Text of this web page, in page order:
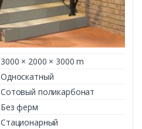
3000 × 2000 × 3000 m
Односкатный
Сотовый поликарбонат
Без ферм
Стационарный